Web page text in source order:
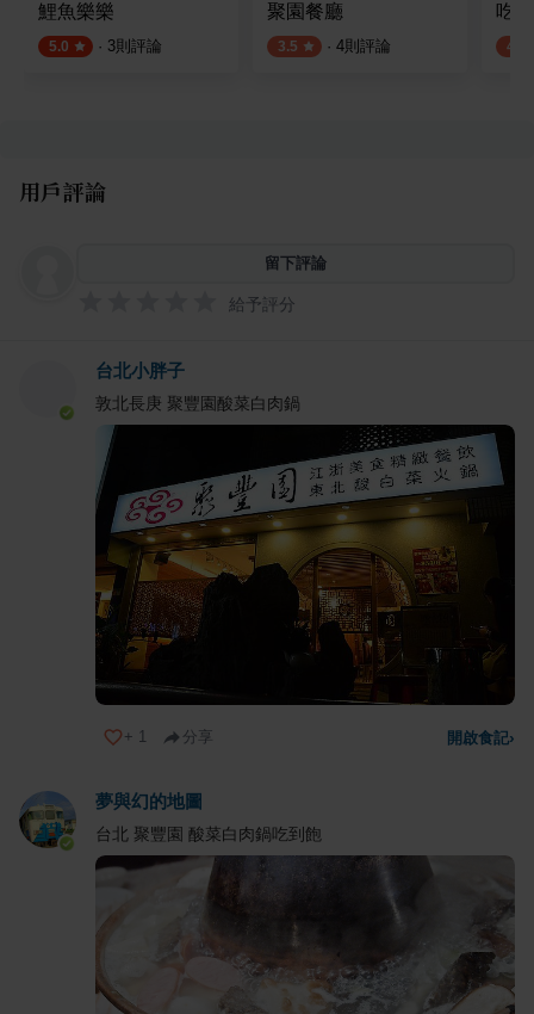
鯉魚樂樂
5.0 · 3則評論
聚園餐廳
3.5 · 4則評論
吃
4.0
用戶評論
留下評論
給予評分
台北小胖子
敦北長庚 聚豐園酸菜白肉鍋
+ 1 分享 開啟食記›
夢與幻的地圖
台北 聚豐園 酸菜白肉鍋吃到飽